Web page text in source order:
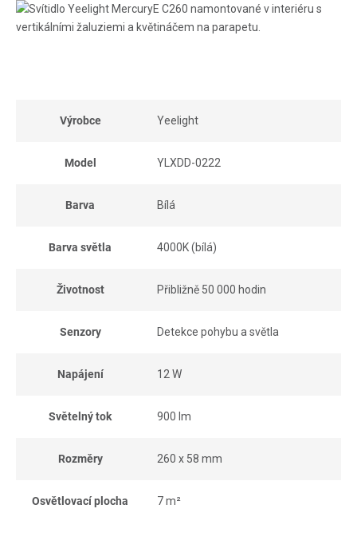
Výrobce Yeelight
Model YLXDD-0222
Barva Bílá
Barva světla 4000K (bílá)
Životnost Přibližně 50 000 hodin
Senzory Detekce pohybu a světla
Napájení 12 W
Světelný tok 900 lm
Rozměry 260 x 58 mm
Osvětlovací plocha 7 m²